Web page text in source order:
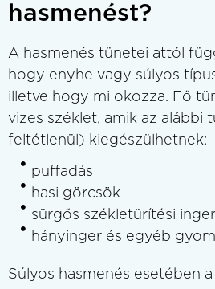
hasmenést?
A hasmenés tünetei attól
hogy enyhe vagy súlyos
illetve hogy mi okozza. Fő
vizes széklet, amik az alábbi
feltétlenül) kiegészülhetnek:
puffadás
hasi görcsök
sürgős székletürítési inger
hányinger és egyéb
Súlyos hasmenés esetében